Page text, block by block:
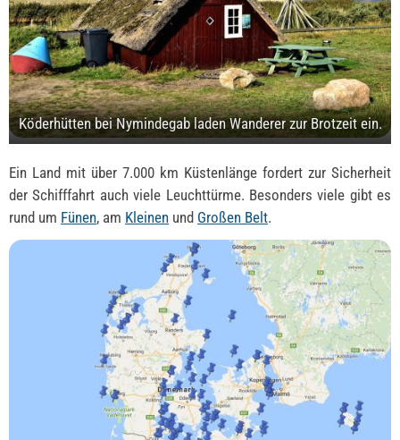
Köderhütten bei Nymindegab laden Wanderer zur Brotzeit ein.
Ein Land mit über 7.000 km Küstenlänge fordert zur Sicherheit
der Schifffahrt auch viele Leuchttürme. Besonders viele gibt es
rund um Fünen, am Kleinen und Großen Belt.